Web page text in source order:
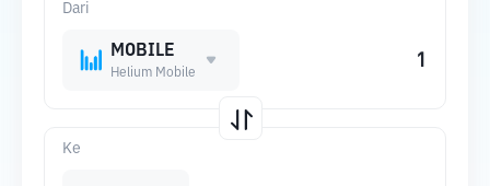
Dari
MOBILE
Helium Mobile
Ke